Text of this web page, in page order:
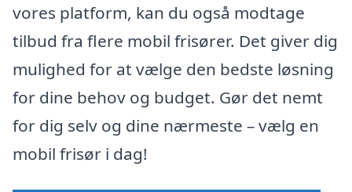
vores platform, kan du også modtage
tilbud fra flere mobil frisører. Det giver dig
mulighed for at vælge den bedste løsning
for dine behov og budget. Gør det nemt
for dig selv og dine nærmeste – vælg en
mobil frisør i dag!